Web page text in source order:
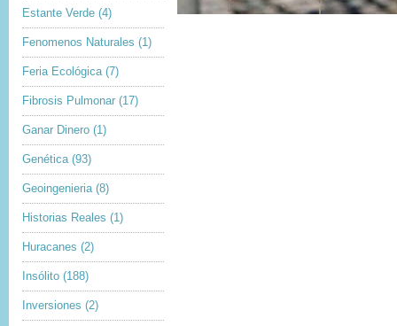
Estante Verde (4)
Fenomenos Naturales (1)
Feria Ecológica (7)
Fibrosis Pulmonar (17)
Ganar Dinero (1)
Genética (93)
Geoingenieria (8)
Historias Reales (1)
Huracanes (2)
Insólito (188)
Inversiones (2)